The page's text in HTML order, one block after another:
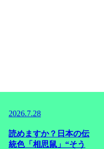
2026.7.28
読めますか？日本の伝
統色「相思鼠」“そう